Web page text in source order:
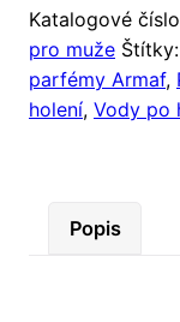
Katalogové
pro muže Štítky:
parfémy Armaf,
holení, Vody po
Popis